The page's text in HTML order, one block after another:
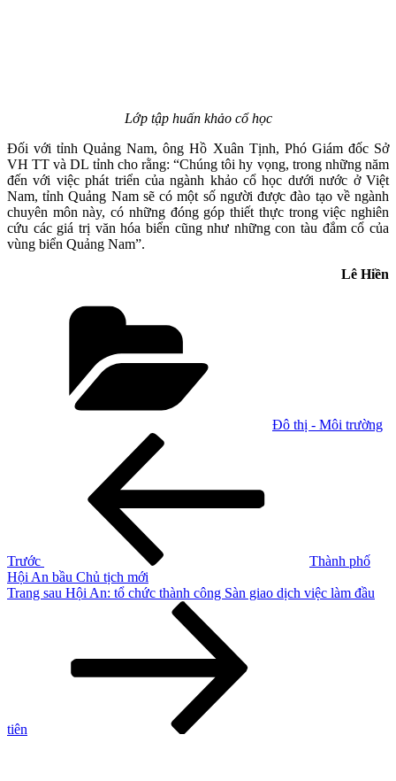
Lớp tập huấn khảo cổ học
Đối với tỉnh Quảng Nam, ông Hồ Xuân Tịnh, Phó Giám đốc Sở
VH TT và DL tỉnh cho rằng: “Chúng tôi hy vọng, trong những năm
đến với việc phát triển của ngành khảo cổ học dưới nước ở Việt
Nam, tỉnh Quảng Nam sẽ có một số người được đào tạo về ngành
chuyên môn này, có những đóng góp thiết thực trong việc nghiên
cứu các giá trị văn hóa biển cũng như những con tàu đắm cổ của
vùng biển Quảng Nam”.
Lê Hiền
Đô thị - Môi trường
Trước
Thành phố
Hội An bầu Chủ tịch mới
Bài
Trang sau Hội An: tổ chức thành công Sàn giao dịch việc làm đầu
tiên